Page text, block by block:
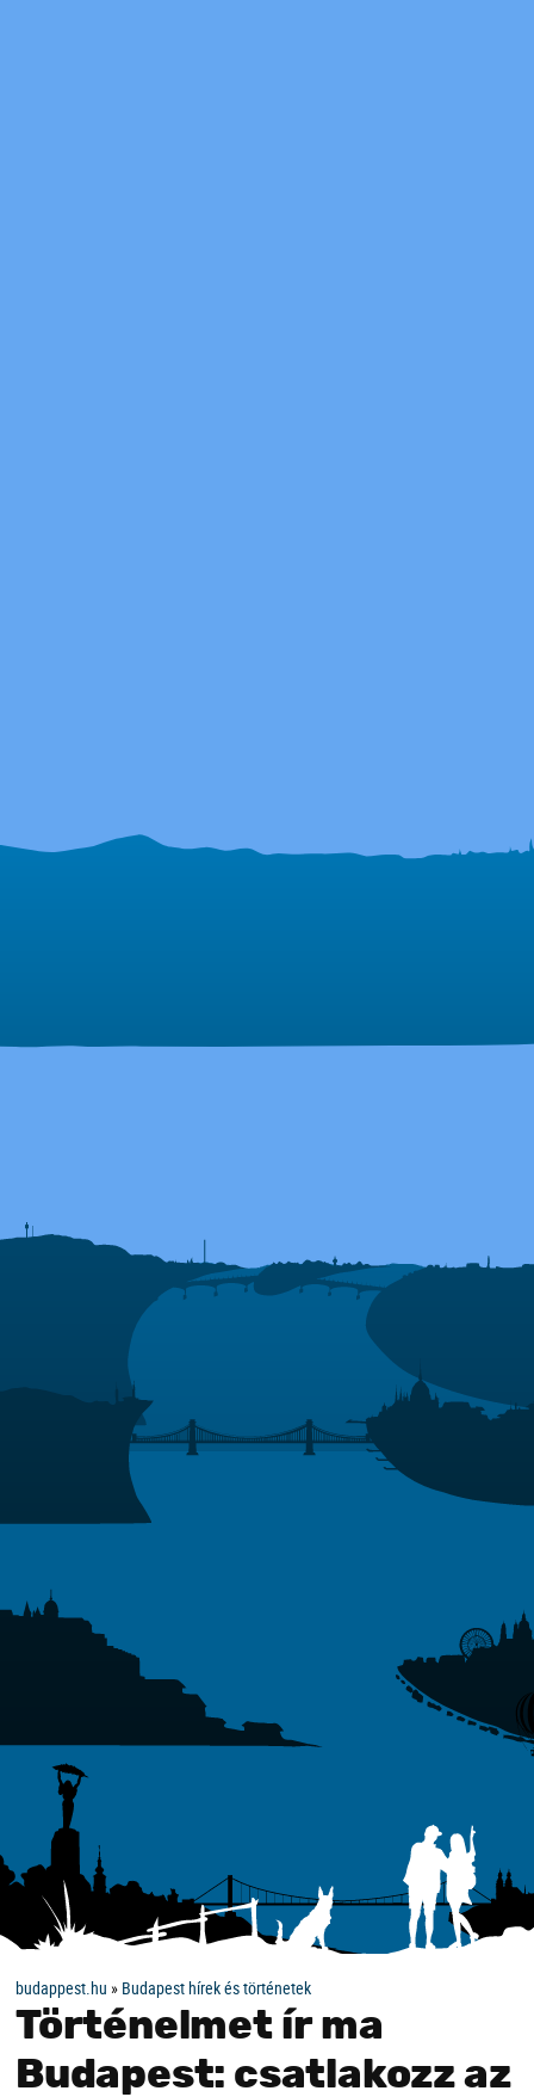
budappest.hu » Budapest hírek és történetek
Történelmet ír ma
Budapest: csatlakozz az